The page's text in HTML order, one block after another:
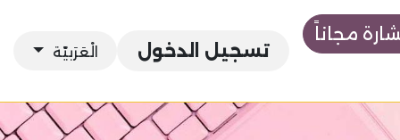
مجاناً
تسجيل الدخول الْعَرَبيّة